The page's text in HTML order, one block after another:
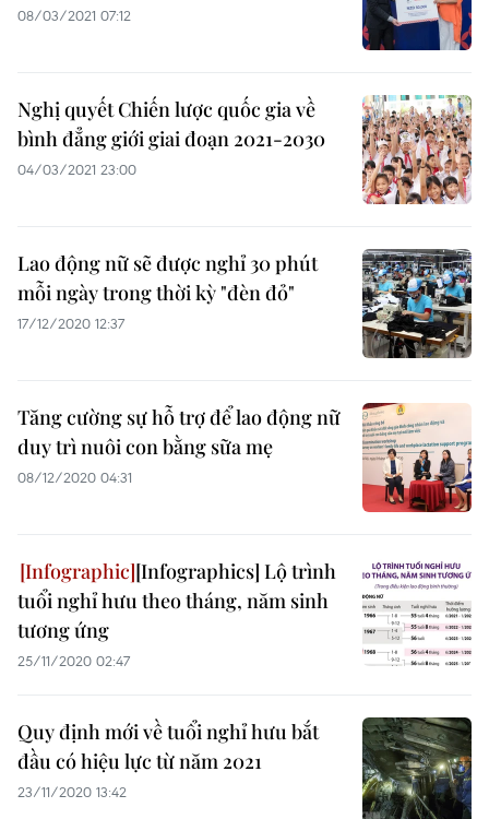
08/03/2021 07:12
Nghị quyết Chiến lược quốc gia về
bình đẳng giới giai đoạn 2021-2030
04/03/2021 23:00
Lao động nữ sẽ được nghỉ 30 phút
mỗi ngày trong thời kỳ "đèn đỏ"
17/12/2020 12:37
Tăng cường sự hỗ trợ để lao động nữ
duy trì nuôi con bằng sữa mẹ
08/12/2020 04:31
[Infographics] Lộ trình
tuổi nghỉ hưu theo tháng, năm sinh
tương ứng
25/11/2020 02:47
Quy định mới về tuổi nghỉ hưu bắt
đầu có hiệu lực từ năm 2021
23/11/2020 13:42